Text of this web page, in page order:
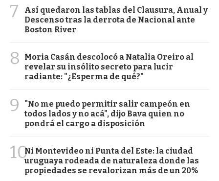
7
Así quedaron las tablas del Clausura, Anual y
Descenso tras la derrota de Nacional ante
Boston River
8
Moria Casán descolocó a Natalia Oreiro al
revelar su insólito secreto para lucir
radiante: "¿Esperma de qué?"
9
"No me puedo permitir salir campeón en
todos lados y no acá", dijo Bava quien no
pondrá el cargo a disposición
10Ni Montevideo ni Punta del Este: la ciudad
uruguaya rodeada de naturaleza donde las
propiedades se revalorizan más de un 20%